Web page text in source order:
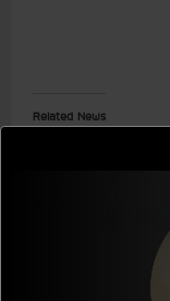
Related News
[ชุมชนและสังคม] โครงการ
สนับสนุนเงินบริจาคเพื่อเด็ก